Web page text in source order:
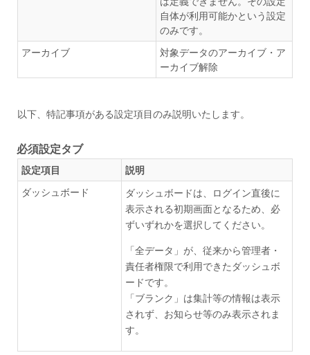
自体が利用可能かという設定
のみです。
アーカイブ
対象データのアーカイブ・ア
ーカイブ解除
以下、特記事項がある設定項目のみ説明いたします。
必須設定タブ
設定項目
説明
ダッシュボード
ダッシュボードは、ログイン直後に
表示される初期画面となるため、必
ずいずれかを選択してください。
「全データ」が、従来から管理者・
責任者権限で利用できたダッシュボ
ードです。
「ブランク」は集計等の情報は表示
されず、お知らせ等のみ表示されま
す。